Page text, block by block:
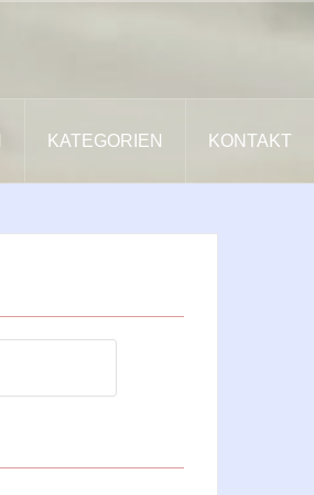
KATEGORIEN KONTAKT